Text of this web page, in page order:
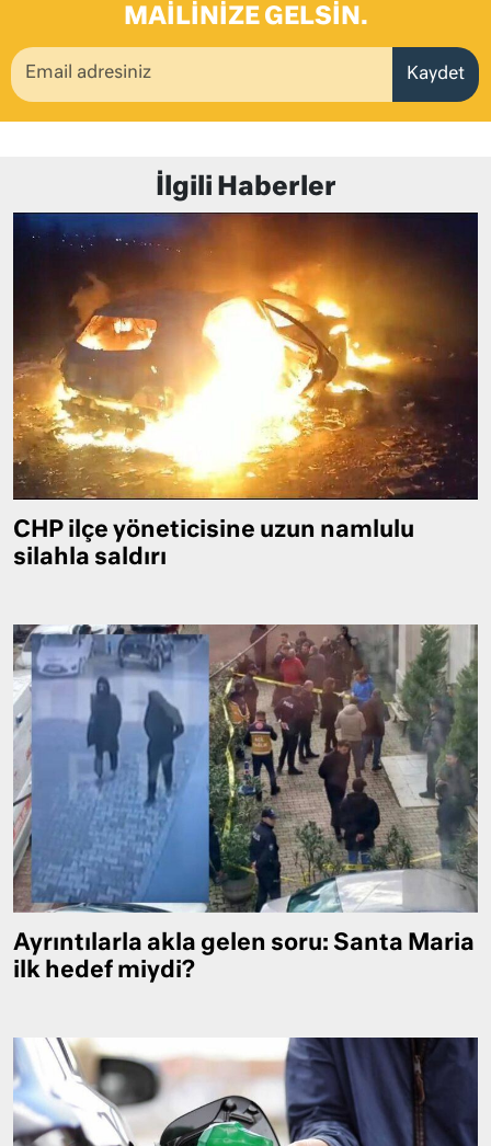
MAILINIZE GELSIN.
Kaydet
İlgili Haberler
CHP ilçe yöneticisine uzun namlulu
silahla saldırı
Ayrıntılarla akla gelen soru: Santa Maria
ilk hedef miydi?